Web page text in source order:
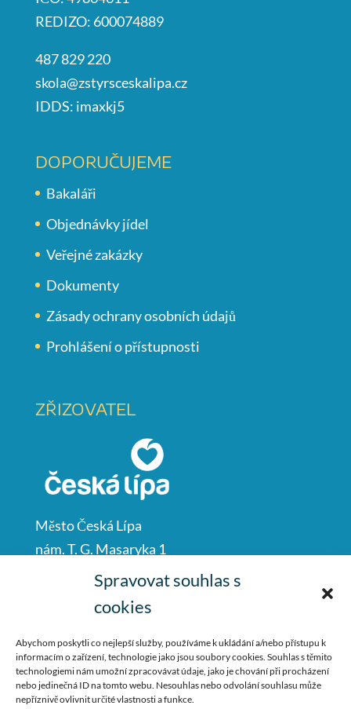
Spravovat souhlas s
cookies
Abychom poskytli co nejlepší služby, používáme k ukládání a/nebo přístupu k
informacím o zařízení, technologie jako jsou soubory cookies. Souhlas s těmito
technologiemi nám umožní zpracovávat údaje, jako je chování při procházení
nebo jedinečná ID na tomto webu. Nesouhlas nebo odvolání souhlasu může
nepříznivě ovlivnit určité vlastnosti a funkce.
REDIZO: 600074889
487 829 220
skola@zstyrsceskalipa.cz
IDDS: imaxkj5
DOPORUČUJEME
Bakaláři
Objednávky jídel
Veřejné zakázky
Dokumenty
Zásady ochrany osobních údajů
Prohlášení o přístupnosti
ZŘIZOVATEL
Město Česká Lípa
nám. T. G. Masaryka 1
Česká Lípa
487 881 111
podatelna@mucl.cz